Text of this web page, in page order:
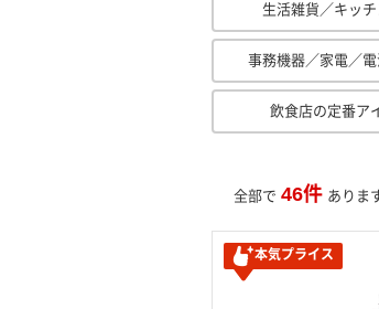
生活雑貨／キッ
事務機器／家電／電
飲食店の定番ア
全部で 46件 ありま
本気プライス